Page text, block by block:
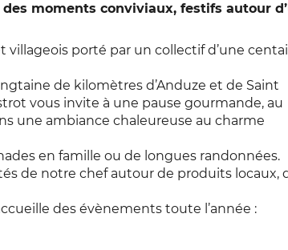
moments conviviaux, festifs autour
villageois porté par un collectif d’une
de kilomètres d’Anduze et de Saint
vous invite à une pause gourmande, au
une ambiance chaleureuse au charme
en famille ou de longues randonnées.
de notre chef autour de produits locaux,
des évènements toute l’année :